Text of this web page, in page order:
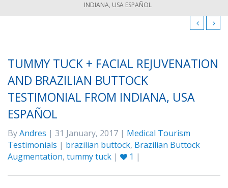
INDIANA, USA ESPAÑOL
TUMMY TUCK + FACIAL REJUVENATION
AND BRAZILIAN BUTTOCK
TESTIMONIAL FROM INDIANA, USA
ESPAÑOL
ByAndres | 31 January, 2017 | Medical Tourism
Testimonials | brazilian buttock, Brazilian Buttock
Augmentation, tummy tuck | 1 |